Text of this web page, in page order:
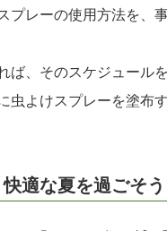
プレーの使用方法を、
ば、そのスケジュール
虫よけスプレーを塗布
適な夏を過ごそう